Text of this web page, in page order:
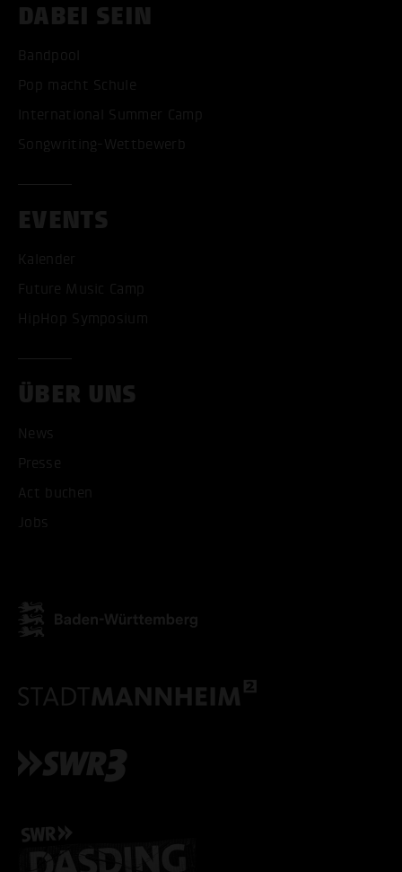
DABEI SEIN
Bandpool
Pop macht Schule
International Summer Camp
Songwriting-Wettbewerb
EVENTS
Kalender
Future Music Camp
HipHop Symposium
ÜBER UNS
News
Presse
Act buchen
Jobs